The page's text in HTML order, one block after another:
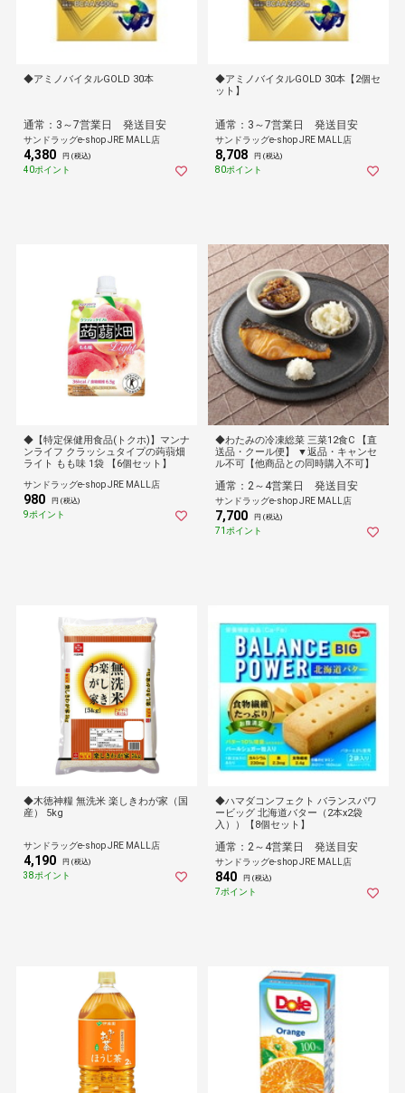
◆アミノバイタルGOLD 30本
通常：3～7営業日 発送目安
サンドラッグe-shop JRE MALL店
4,380 円 (税込)
40ポイント
◆アミノバイタルGOLD 30本【2個セ
ット】
通常：3～7営業日 発送目安
サンドラッグe-shop JRE MALL店
8,708 円 (税込)
80ポイント
◆【特定保健用食品(トクホ)】マンナ
ンライフ クラッシュタイプの蒟蒻畑
ライト もも味 1袋 【6個セット】
サンドラッグe-shop JRE MALL店
980 円 (税込)
9ポイント
◆わたみの冷凍総菜 三菜12食C 【直
送品・クール便】 ▼返品・キャンセ
ル不可【他商品との同時購入不可】
通常：2～4営業日 発送目安
サンドラッグe-shop JRE MALL店
7,700 円 (税込)
71ポイント
◆木徳神糧 無洗米 楽しきわが家（国
産） 5kg
サンドラッグe-shop JRE MALL店
4,190 円 (税込)
38ポイント
◆ハマダコンフェクト バランスパワ
ービッグ 北海道バター（2本x2袋
入））【8個セット】
通常：2～4営業日 発送目安
サンドラッグe-shop JRE MALL店
840 円 (税込)
7ポイント